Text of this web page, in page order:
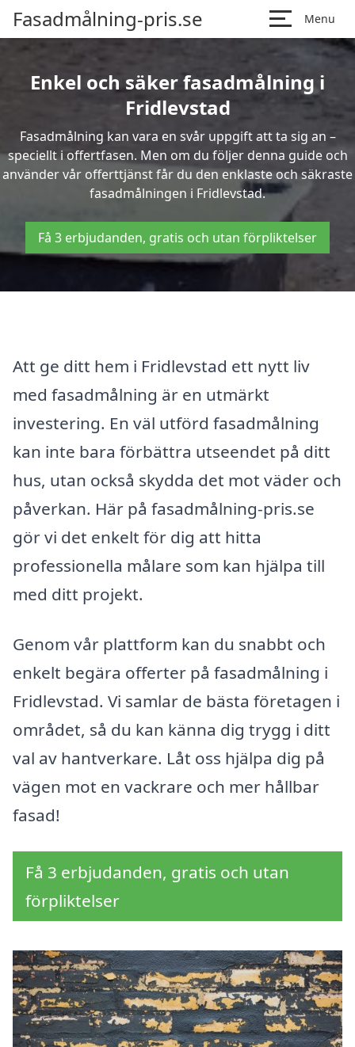
Fasadmålning-pris.se Menu
Enkel och säker fasadmålning i
Fridlevstad
Fasadmålning kan vara en svår uppgift att ta sig an –
speciellt i offertfasen. Men om du följer denna guide och
använder vår offerttjänst får du den enklaste och säkraste
fasadmålningen i Fridlevstad.
Få 3 erbjudanden, gratis och utan förpliktelser
Att ge ditt hem i Fridlevstad ett nytt liv
med fasadmålning är en utmärkt
investering. En väl utförd fasadmålning
kan inte bara förbättra utseendet på ditt
hus, utan också skydda det mot väder och
påverkan. Här på fasadmålning-pris.se
gör vi det enkelt för dig att hitta
professionella målare som kan hjälpa till
med ditt projekt.
Genom vår plattform kan du snabbt och
enkelt begära offerter på fasadmålning i
Fridlevstad. Vi samlar de bästa företagen i
området, så du kan känna dig trygg i ditt
val av hantverkare. Låt oss hjälpa dig på
vägen mot en vackrare och mer hållbar
fasad!
Få 3 erbjudanden, gratis och utan
förpliktelser